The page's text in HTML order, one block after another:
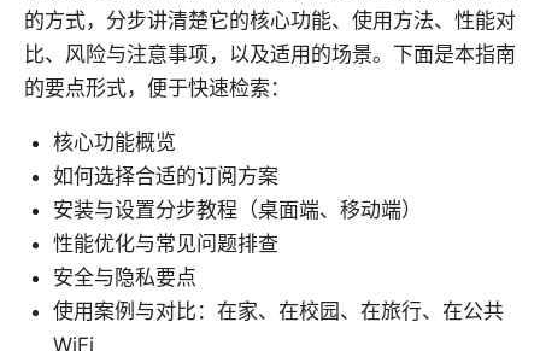
的方式，分步讲清楚它的核心功能、使用方法、性能对
比、风险与注意事项，以及适用的场景。下面是本指南
的要点形式，便于快速检索：
核心功能概览
如何选择合适的订阅方案
安装与设置分步教程（桌面端、移动端）
性能优化与常见问题排查
安全与隐私要点
使用案例与对比：在家、在校园、在旅行、在公共
WiFi